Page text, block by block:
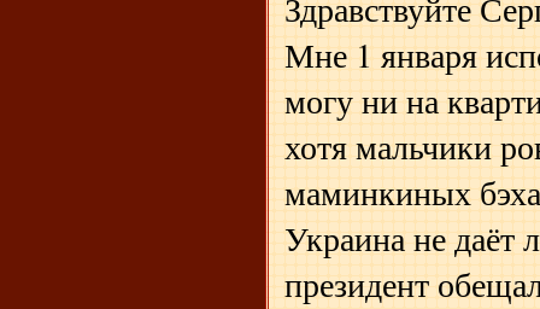
Мне 1 января
могу ни на
хотя мальчики
маминкиных
Украина не
президент